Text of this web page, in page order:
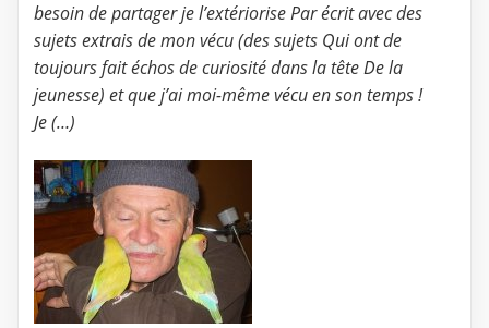
besoin de partager je l’extériorise Par écrit avec des
sujets extrais de mon vécu (des sujets Qui ont de
toujours fait échos de curiosité dans la tête De la
jeunesse) et que j’ai moi-même vécu en son temps !
Je (…)